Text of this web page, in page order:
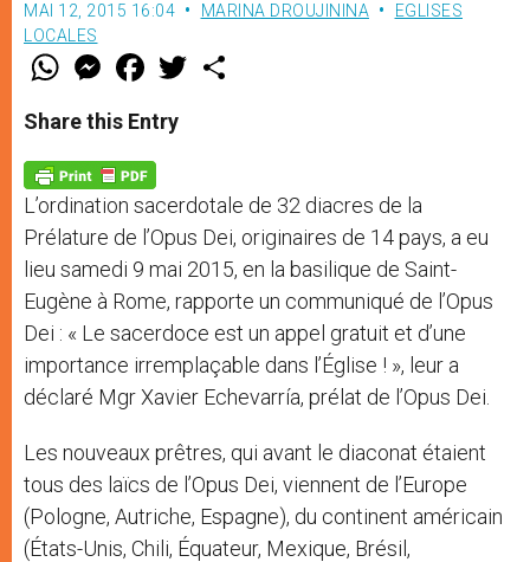
MAI 12, 2015 16:04 MARINA DROUJININA
EGLISES
LOCALES
W
t
s
p
p
M
e
s
e
g
e
r
F
a
e
b
o
k
w
Share this Entry
L’ordination sacerdotale de 32 diacres de la
Prélature de l’Opus Dei, originaires de 14 pays, a eu
lieu samedi 9 mai 2015, en la basilique de Saint-
Eugène à Rome, rapporte un communiqué de l’Opus
Dei : « Le sacerdoce est un appel gratuit et d’une
importance irremplaçable dans l’Église ! », leur a
déclaré Mgr Xavier Echevarría, prélat de l’Opus Dei.
Les nouveaux prêtres, qui avant le diaconat étaient
tous des laïcs de l’Opus Dei, viennent de l’Europe
(Pologne, Autriche, Espagne), du continent américain
(États-Unis, Chili, Équateur, Mexique, Brésil,